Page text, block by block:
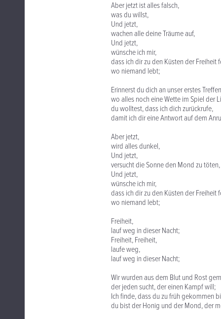
Aber jetzt ist alles falsch,
was du willst,
Und jetzt,
wachen alle deine Träume auf,
Und jetzt,
wünsche ich mir,
dass ich dir zu den Küsten der Freiheit
wo niemand lebt;
Erinnerst du dich an unser erstes
wo alles noch eine Wette im Spiel der
du wolltest, dass ich dich zurückrufe,
damit ich dir eine Antwort auf dem
Aber jetzt,
wird alles dunkel,
Und jetzt,
versucht die Sonne den Mond zu töten,
Und jetzt,
wünsche ich mir,
dass ich dir zu den Küsten der Freiheit
wo niemand lebt;
Freiheit,
lauf weg in dieser Nacht;
Freiheit, Freiheit,
laufe weg,
lauf weg in dieser Nacht;
Wir wurden aus dem Blut und Rost
der jeden sucht, der einen Kampf will;
Ich finde, dass du zu früh gekommen
du bist der Honig und der Mond, der